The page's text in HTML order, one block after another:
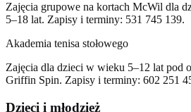
Zajęcia grupowe na kortach McWil dla
5–18 lat. Zapisy i terminy: 531 745 139.
Akademia tenisa stołowego
Zajęcia dla dzieci w wieku 5–12 lat pod
Griffin Spin. Zapisy i terminy: 602 251
Dzieci i młodzież